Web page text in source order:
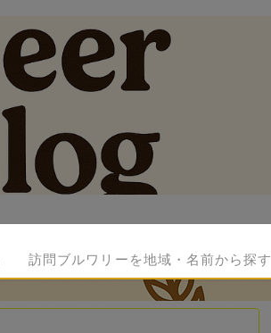
訪問ブルワリーを地域・名前から探す